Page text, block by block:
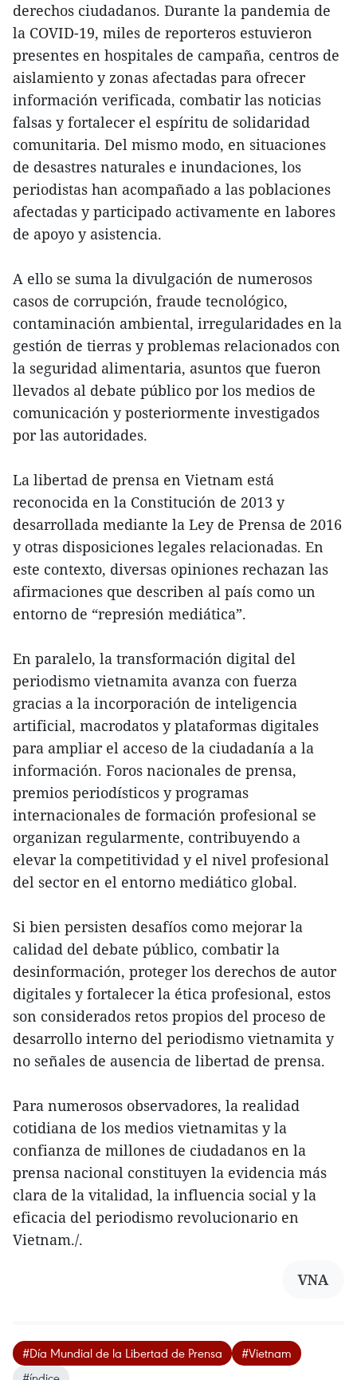
derechos ciudadanos. Durante la pandemia de
la COVID-19, miles de reporteros estuvieron
presentes en hospitales de campaña, centros de
aislamiento y zonas afectadas para ofrecer
información verificada, combatir las noticias
falsas y fortalecer el espíritu de solidaridad
comunitaria. Del mismo modo, en situaciones
de desastres naturales e inundaciones, los
periodistas han acompañado a las poblaciones
afectadas y participado activamente en labores
de apoyo y asistencia.
A ello se suma la divulgación de numerosos
casos de corrupción, fraude tecnológico,
contaminación ambiental, irregularidades en la
gestión de tierras y problemas relacionados con
la seguridad alimentaria, asuntos que fueron
llevados al debate público por los medios de
comunicación y posteriormente investigados
por las autoridades.
La libertad de prensa en Vietnam está
reconocida en la Constitución de 2013 y
desarrollada mediante la Ley de Prensa de 2016
y otras disposiciones legales relacionadas. En
este contexto, diversas opiniones rechazan las
afirmaciones que describen al país como un
entorno de “represión mediática”.
En paralelo, la transformación digital del
periodismo vietnamita avanza con fuerza
gracias a la incorporación de inteligencia
artificial, macrodatos y plataformas digitales
para ampliar el acceso de la ciudadanía a la
información. Foros nacionales de prensa,
premios periodísticos y programas
internacionales de formación profesional se
organizan regularmente, contribuyendo a
elevar la competitividad y el nivel profesional
del sector en el entorno mediático global.
Si bien persisten desafíos como mejorar la
calidad del debate público, combatir la
desinformación, proteger los derechos de autor
digitales y fortalecer la ética profesional, estos
son considerados retos propios del proceso de
desarrollo interno del periodismo vietnamita y
no señales de ausencia de libertad de prensa.
Para numerosos observadores, la realidad
cotidiana de los medios vietnamitas y la
confianza de millones de ciudadanos en la
prensa nacional constituyen la evidencia más
clara de la vitalidad, la influencia social y la
eficacia del periodismo revolucionario en
Vietnam./.
VNA
#Día Mundial de la Libertad de Prensa
#Vietnam